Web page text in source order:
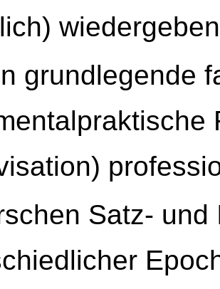
grundlegende
Satz-